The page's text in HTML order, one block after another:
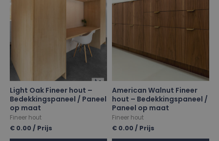
Light Oak Fineer hout –
Bedekkingspaneel / Paneel
op maat
Fineer hout
€ 0.00 / Prijs
American Walnut Fineer
hout – Bedekkingspaneel /
Paneel op maat
Fineer hout
€ 0.00 / Prijs